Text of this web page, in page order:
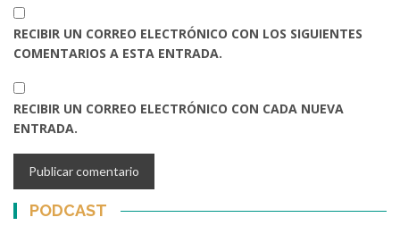
RECIBIR UN CORREO ELECTRÓNICO CON LOS SIGUIENTES
COMENTARIOS A ESTA ENTRADA.
RECIBIR UN CORREO ELECTRÓNICO CON CADA NUEVA
ENTRADA.
PODCAST